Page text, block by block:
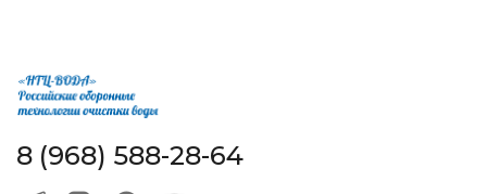
8 (968) 588-28-64